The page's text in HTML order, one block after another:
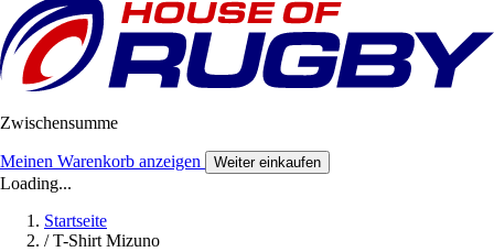
Zwischensumme
Meinen Warenkorb anzeigen Weiter einkaufen
Loading...
Startseite
/ T-Shirt Mizuno